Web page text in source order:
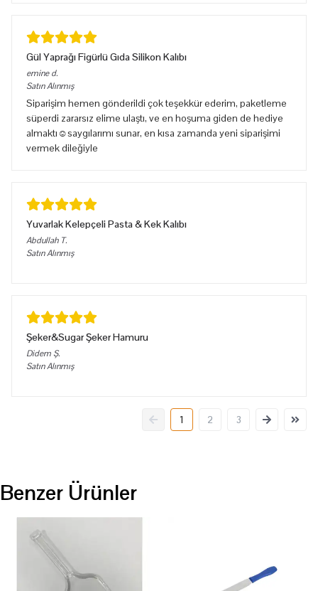
Gül Yaprağı Figürlü Gıda Silikon Kalıbı
emine d.
Satın Alınmış
Siparişim hemen gönderildi çok teşekkür ederim, paketleme
süperdi zararsız elime ulaştı, ve en hoşuma giden de hediye
almaktı☺️saygılarımı sunar, en kısa zamanda yeni siparişimi
vermek dileğiyle
Yuvarlak Kelepçeli Pasta & Kek Kalıbı
Abdullah T.
Satın Alınmış
Şeker&Sugar Şeker Hamuru
Didem Ş.
Satın Alınmış
1 2 3
Benzer Ürünler